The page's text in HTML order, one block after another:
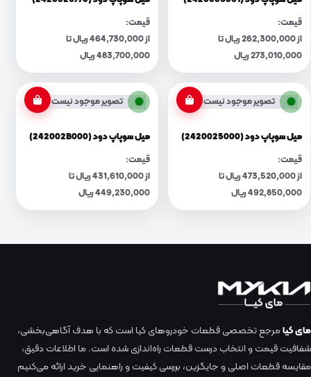
قیمت:
از 262,300,000 ریال تا
273,010,000 ریال
قیمت:
از 464,730,000 ریال تا
483,700,000 ریال
تصویر موجود نیست
میل سوپاپ دود (2420025000)
قیمت:
از 473,520,000 ریال تا
492,850,000 ریال
تصویر موجود نیست
میل سوپاپ دود (242002B000)
قیمت:
از 431,610,000 ریال تا
449,230,000 ریال
مای کیامرجع تخصصی قطعات خودروهای کیا است که با هدف آگاهی‌بخشی،
شفافیت قیمت و انتخاب درست قطعات راه‌اندازی شده است. ما اطلاعات دقیق،
مقایسه قطعات اصلی و جایگزین، بررسی کیفیت و راهنمایی خرید ارائه می‌کنیم